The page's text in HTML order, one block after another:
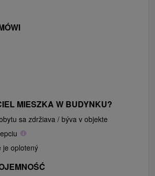
MIESZKA W BUDYNKU?
sa zdržiava / býva v objekte
je oplotený